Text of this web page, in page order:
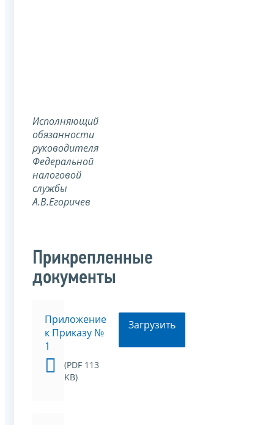
Исполняющий
обязанности
руководителя
Федеральной
налоговой
службы
А.В.Егоричев
Прикрепленные
документы
Приложение
к Приказу №
1
(PDF 113
KB)
Загрузить